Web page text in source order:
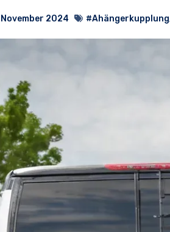
November 2024 #Ahängerkupplung